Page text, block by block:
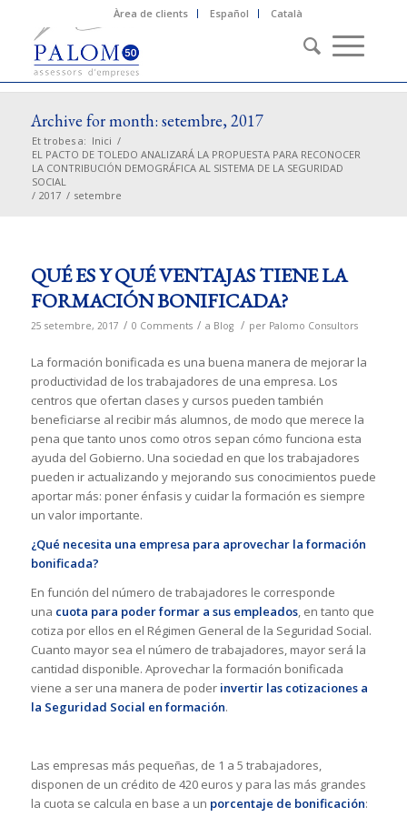
Àrea de clients Español Català
Archive for month: setembre, 2017
Et trobes a: Inici /
EL PACTO DE TOLEDO ANALIZARÁ LA PROPUESTA PARA RECONOCER
LA CONTRIBUCIÓN DEMOGRÁFICA AL SISTEMA DE LA SEGURIDAD
SOCIAL
/ 2017 / setembre
QUÉ ES Y QUÉ VENTAJAS TIENE LA
FORMACIÓN BONIFICADA?
25 setembre, 2017 / 0 Comments / a Blog / per Palomo Consultors
La formación bonificada es una buena manera de mejorar la
productividad de los trabajadores de una empresa. Los
centros que ofertan clases y cursos pueden también
beneficiarse al recibir más alumnos, de modo que merece la
pena que tanto unos como otros sepan cómo funciona esta
ayuda del Gobierno. Una sociedad en que los trabajadores
pueden ir actualizando y mejorando sus conocimientos puede
aportar más: poner énfasis y cuidar la formación es siempre
un valor importante.
¿Qué necesita una empresa para aprovechar la formación
bonificada?
En función del número de trabajadores le corresponde
una cuota para poder formar a sus empleados, en tanto que
cotiza por ellos en el Régimen General de la Seguridad Social.
Cuanto mayor sea el número de trabajadores, mayor será la
cantidad disponible. Aprovechar la formación bonificada
viene a ser una manera de poder invertir las cotizaciones a
la Seguridad Social en formación.
Las empresas más pequeñas, de 1 a 5 trabajadores,
disponen de un crédito de 420 euros y para las más grandes
la cuota se calcula en base a un porcentaje de bonificación: